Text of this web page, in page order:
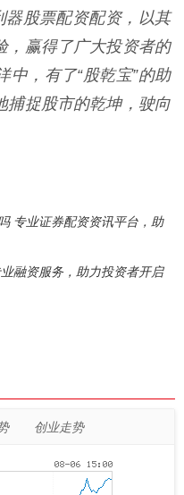
器股票配资配资，以其
，赢得了广大投资者的
中，有了“股乾宝”的助
捕捉股市的乾坤，驶向
专业证券配资资讯平台，助
融资服务，助力投资者开启
创业走势